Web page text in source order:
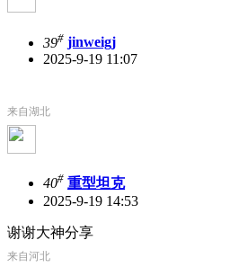
39# jinweigj
2025-9-19 11:07
来自湖北
40# 重型坦克
2025-9-19 14:53
谢谢大神分享
来自河北